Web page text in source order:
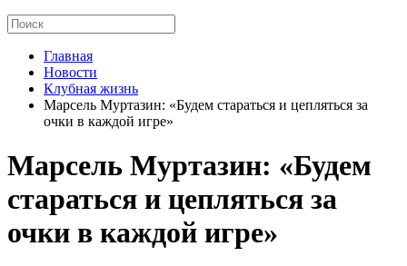
Главная
Новости
Клубная жизнь
Марсель Муртазин: «Будем стараться и цепляться за
очки в каждой игре»
Марсель Муртазин: «Будем
стараться и цепляться за
очки в каждой игре»